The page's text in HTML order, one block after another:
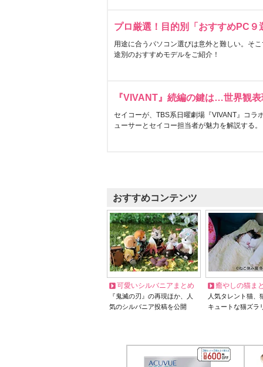
プロ厳選！目的別「おすすめPC９
用途に合うパソコン選びは意外と難しい。そ
途別のおすすめモデルをご紹介！
『VIVANT』続編の鍵は…世界観
セイコーが、TBS系日曜劇場『VIVANT』コラ
ューサーとセイコー担当者が魅力を解説する。
おすすめコンテンツ
可愛いシルバニアまとめ
『鬼滅の刃』の再現ほか、人
気のシルバニア投稿を公開
癒やしの猫ま
人気タレント猫
キュートな猫ズラ